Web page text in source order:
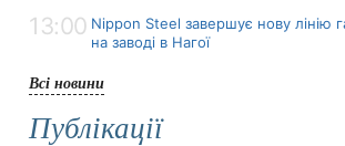
13:00 Nippon Steel завершує нову лінію
на заводі в Нагої
Всі новини
Публікації